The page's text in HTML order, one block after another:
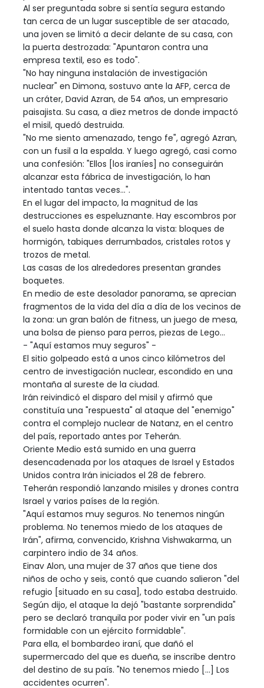
Al ser preguntada sobre si sentía segura estando
tan cerca de un lugar susceptible de ser atacado,
una joven se limitó a decir delante de su casa, con
la puerta destrozada: "Apuntaron contra una
empresa textil, eso es todo".
"No hay ninguna instalación de investigación
nuclear" en Dimona, sostuvo ante la AFP, cerca de
un cráter, David Azran, de 54 años, un empresario
paisajista. Su casa, a diez metros de donde impactó
el misil, quedó destruida.
"No me siento amenazado, tengo fe", agregó Azran,
con un fusil a la espalda. Y luego agregó, casi como
una confesión: "Ellos [los iraníes] no conseguirán
alcanzar esta fábrica de investigación, lo han
intentado tantas veces...".
En el lugar del impacto, la magnitud de las
destrucciones es espeluznante. Hay escombros por
el suelo hasta donde alcanza la vista: bloques de
hormigón, tabiques derrumbados, cristales rotos y
trozos de metal.
Las casas de los alrededores presentan grandes
boquetes.
En medio de este desolador panorama, se aprecian
fragmentos de la vida del día a día de los vecinos de
la zona: un gran balón de fitness, un juego de mesa,
una bolsa de pienso para perros, piezas de Lego...
- "Aquí estamos muy seguros" -
El sitio golpeado está a unos cinco kilómetros del
centro de investigación nuclear, escondido en una
montaña al sureste de la ciudad.
Irán reivindicó el disparo del misil y afirmó que
constituía una "respuesta" al ataque del "enemigo"
contra el complejo nuclear de Natanz, en el centro
del país, reportado antes por Teherán.
Oriente Medio está sumido en una guerra
desencadenada por los ataques de Israel y Estados
Unidos contra Irán iniciados el 28 de febrero.
Teherán respondió lanzando misiles y drones contra
Israel y varios países de la región.
"Aquí estamos muy seguros. No tenemos ningún
problema. No tenemos miedo de los ataques de
Irán", afirma, convencido, Krishna Vishwakarma, un
carpintero indio de 34 años.
Einav Alon, una mujer de 37 años que tiene dos
niños de ocho y seis, contó que cuando salieron "del
refugio [situado en su casa], todo estaba destruido.
Según dijo, el ataque la dejó "bastante sorprendida"
pero se declaró tranquila por poder vivir en "un país
formidable con un ejército formidable".
Para ella, el bombardeo iraní, que dañó el
supermercado del que es dueña, se inscribe dentro
del destino de su país. "No tenemos miedo [...] Los
accidentes ocurren".